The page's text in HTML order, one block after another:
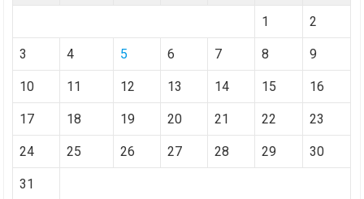
1 2
3 4 5 6 7 8 9
10 11 12 13 14 15 16
17 18 19 20 21 22 23
24 25 26 27 28 29 30
31